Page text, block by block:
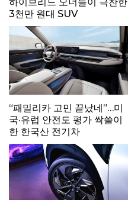
3천만 원대 SUV
“패밀리카 고민 끝났네”…미
국·유럽 안전도 평가 싹쓸이
한 한국산 전기차